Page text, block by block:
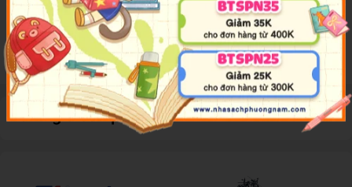
Bấm kim lưu trữ chứng từ và tài liệu văn phòng Khả năng: bấm được
15 tờ/1 lần Nhiều màu săc lựa chọn
Đánh giá sản phẩm